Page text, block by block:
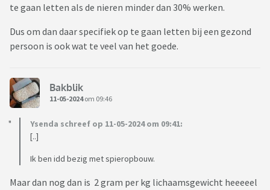
te gaan letten als de nieren minder dan 30% werken.
Dus om dan daar specifiek op te gaan letten bij een gezond
persoon is ook wat te veel van het goede.
Bakblik
11-05-2024om 09:46
Ysenda schreef op 11-05-2024 om 09:41:
[..]
Ik ben idd bezig met spieropbouw.
Maar dan nog dan is 2 gram per kg lichaamsgewicht heeeeel